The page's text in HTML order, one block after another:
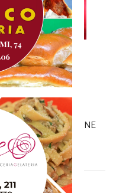
LE FOTO
diRedazione GRB
PALLADINI:
FOTO DI
RIPRODUZIONE
GAZZETTA